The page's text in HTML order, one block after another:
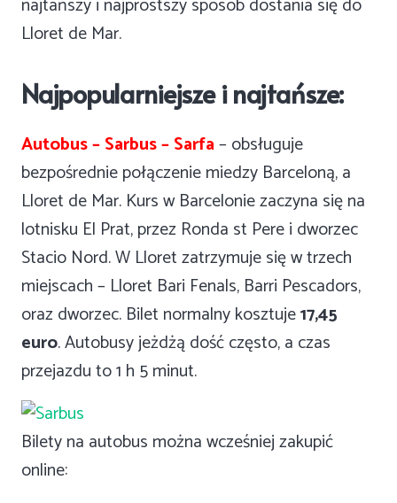
najtańszy i najprostszy sposób dostania się do
Lloret de Mar.
Najpopularniejsze i najtańsze:
Autobus – Sarbus – Sarfa– obsługuje
bezpośrednie połączenie miedzy Barceloną, a
Lloret de Mar. Kurs w Barcelonie zaczyna się na
lotnisku El Prat, przez Ronda st Pere i dworzec
Stacio Nord. W Lloret zatrzymuje się w trzech
miejscach – Lloret Bari Fenals, Barri Pescadors,
oraz dworzec. Bilet normalny kosztuje17,45
euro. Autobusy jeżdżą dość często, a czas
przejazdu to 1 h 5 minut.
Bilety na autobus można wcześniej zakupić
online: